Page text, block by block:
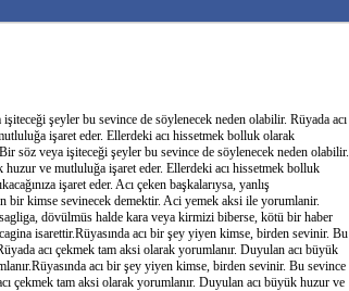
şeyler bu sevince de söylenecek neden olabilir. Rüyada acı
işaret eder. Ellerdeki acı hissetmek bolluk olarak
söz veya işiteceği şeyler bu sevince de söylenecek neden olabilir.
ve mutluluğa işaret eder. Ellerdeki acı hissetmek bolluk
işaret eder. Acı çeken başkalarıysa, yanlış
bir kimse sevinecek demektir. Aci yemek aksi ile yorumlanir.
dövülmüs halde kara veya kirmizi biberse, kötü bir haber
isarettir.Rüyasında acı bir şey yiyen kimse, birden sevinir. Bu
acı çekmek tam aksi olarak yorumlanır. Duyulan acı büyük
acı bir şey yiyen kimse, birden sevinir. Bu sevince
çekmek tam aksi olarak yorumlanır. Duyulan acı büyük huzur ve